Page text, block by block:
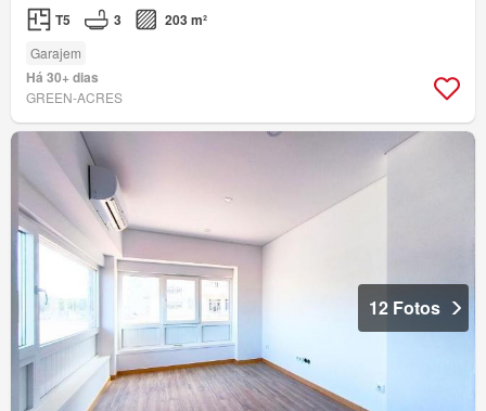
T5 3 203 m²
Garajem
Há 30+ dias
GREEN-ACRES
12 Fotos